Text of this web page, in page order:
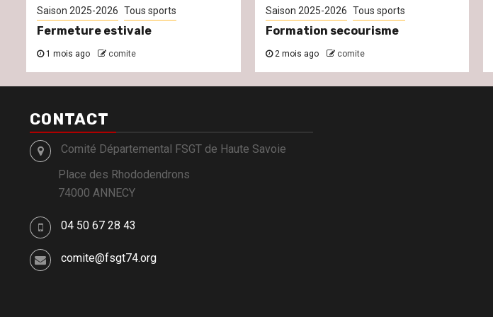
Saison 2025-2026 Tous sports
Fermeture estivale
1 mois ago comite
Saison 2025-2026 Tous sports
Formation secourisme
2 mois ago comite
CONTACT
Comité Départemental FSGT de Haute Savoie
Place des Rhododendrons
74000 ANNECY
04 50 67 28 43
comite@fsgt74.org